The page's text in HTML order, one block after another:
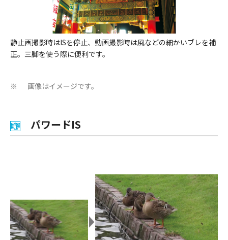
静止画撮影時はISを停止、動画撮影時は風などの細かいブレを補
正。三脚を使う際に便利です。
※ 画像はイメージです。
パワードIS